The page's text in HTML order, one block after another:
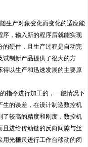
生产对象变化而变化的适应能
序，输入新的程序后就能实现
的硬件，且生产过程是自动完
试制新产品提供了很大的方
得以生产和迅速发展的主要原
指令进行加工的，一般情况下
生的误差，在设计制造数控机
了较高的精度和刚度，数控机
且进给传动链的反向间隙与丝
光栅尺进行工作台移动的闭